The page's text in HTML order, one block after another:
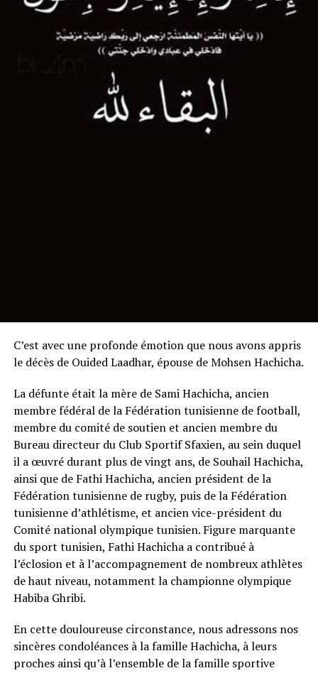
C’est avec une profonde émotion que nous avons appris
le décès de Ouided Laadhar, épouse de Mohsen Hachicha.
La défunte était la mère de Sami Hachicha, ancien
membre fédéral de la Fédération tunisienne de football,
membre du comité de soutien et ancien membre du
Bureau directeur du Club Sportif Sfaxien, au sein duquel
il a œuvré durant plus de vingt ans, de Souhail Hachicha,
ainsi que de Fathi Hachicha, ancien président de la
Fédération tunisienne de rugby, puis de la Fédération
tunisienne d’athlétisme, et ancien vice-président du
Comité national olympique tunisien. Figure marquante
du sport tunisien, Fathi Hachicha a contribué à
l’éclosion et à l’accompagnement de nombreux athlètes
de haut niveau, notamment la championne olympique
Habiba Ghribi.
En cette douloureuse circonstance, nous adressons nos
sincères condoléances à la famille Hachicha, à leurs
proches ainsi qu’à l’ensemble de la famille sportive